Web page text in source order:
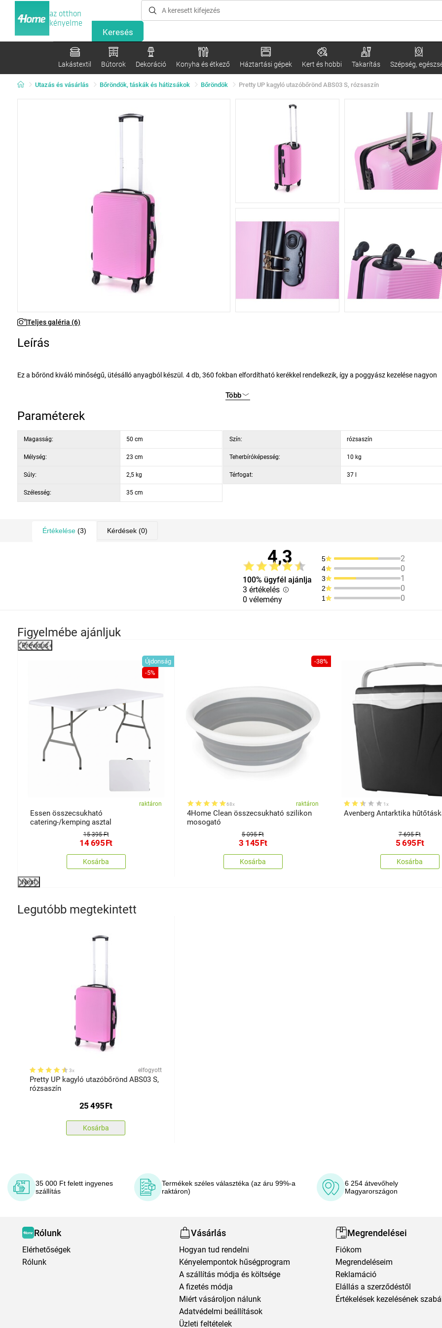
az otthon
kényelme
Lakástextil Bútorok Dekoráció Konyha és étkező Háztartási gépek Kert és hobbi Takarítás Szépség,
Utazás és vásárlás Bőröndök, táskák és hátizsákok Bőröndök Pretty UP kagyló utazóbőrönd ABS03 S, rózsaszín
Teljes galéria (6)
Leírás
Ez a bőrönd kiváló minőségű, ütésálló anyagból készül. 4 db, 360 fokban elfordítható kerékkel rendelkezik, így a poggyász kezelése nagyon
rendelkezik a becsúszás ellen, valamint a több helyzetben állítható magasság lehetőségével.
Cipzárral záródik és mindkét cipzárat csatlakoztathatja a kódos zárhoz. A bőrönd belső része zsebes szövet elválasztóval rendelkezik, és
Több
Paraméterek
Magasság: 50 cm
Mélység: 23 cm
Súly: 2,5 kg
Szélesség: 35 cm
Szín: rózsaszín
Teherbíróképesség: 10 kg
Térfogat: 37 l
Értékelése (3) Kérdések (0)
4,3
100% ügyfél ajánlja
3 értékelés
0 vélemény
5 2
4 0
3 1
2 0
1 0
Figyelmébe ajánljuk
Previous
Újdonság
-5%
raktáron
Essen összecsukható
catering-/kemping asztal
15 395 Ft
14 695Ft
Kosárba
-38%
68x raktáron
4Home Clean összecsukható szilikon
mosogató
5 095 Ft
3 145Ft
Kosárba
1x
Avenberg Antarktika
7 695 Ft
5 695Ft
Kosárba
Next
Legutóbb megtekintett
3x elfogyott
Pretty UP kagyló utazóbőrönd ABS03 S,
rózsaszín
25 495Ft
Kosárba
35 000 Ft felett ingyenes
szállítás
Termékek széles választéka (az áru 99%-a
raktáron)
6 254 átvevőhely
Magyarországon
Rólunk
Elérhetőségek
Rólunk
Vásárlás
Hogyan tud rendelni
Kényelempontok hűségprogram
A szállítás módja és költsége
A fizetés módja
Miért vásároljon nálunk
Adatvédelmi beállítások
Üzleti feltételek
Megrendelései
Fiókom
Megrendeléseim
Reklamáció
Elállás a szerződéstől
Értékelések kezelésének